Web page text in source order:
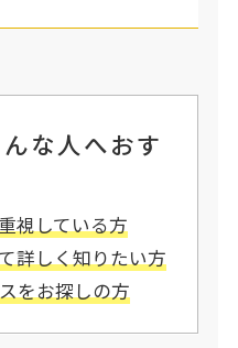
な人へおす
視している方
詳しく知りたい方
をお探しの方